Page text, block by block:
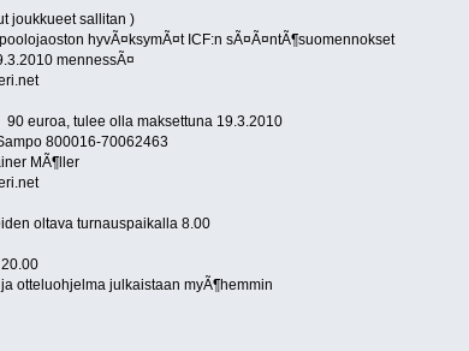
joukkueet sallitan )
hyvÃ¤ksymÃ¤t ICF:n sÃ¤Ã¤ntÃ¶suomennokset
mennessÃ¤
euroa, tulee olla maksettuna 19.3.2010
800016-70062463
MÃ¶ller
oltava turnauspaikalla 8.00
otteluohjelma julkaistaan myÃ¶hemmin